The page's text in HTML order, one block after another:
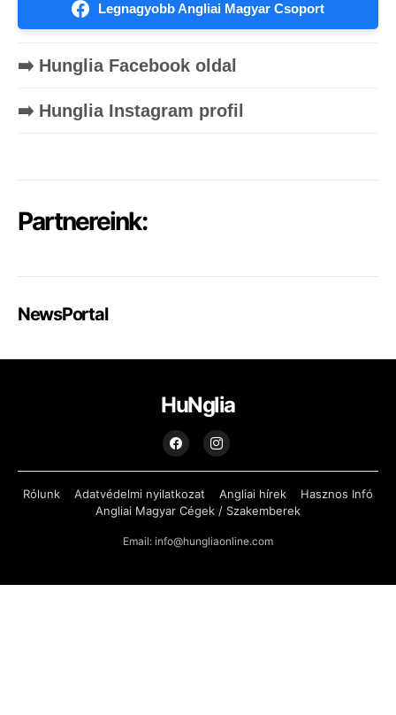
Legnagyobb Angliai Magyar Csoport
➡️ Hunglia Facebook oldal
➡️ Hunglia Instagram profil
Partnereink:
NewsPortal
HuNglia
Rólunk Adatvédelmi nyilatkozat Angliai hírek
Hasznos Infó
Angliai Magyar Cégek / Szakemberek
Email: info@hungliaonline.com